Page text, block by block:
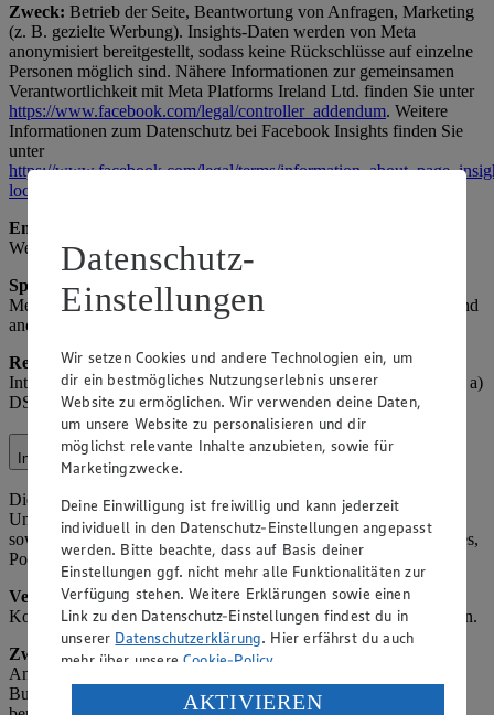
Zweck: Betrieb der Seite, Beantwortung von Anfragen, Marketing
(z. B. gezielte Werbung). Insights-Daten werden von Meta
anonymisiert bereitgestellt, sodass keine Rückschlüsse auf einzelne
Personen möglich sind. Nähere Informationen zur gemeinsamen
Verantwortlichkeit mit Meta Platforms Ireland Ltd. finden Sie unter
https://www.facebook.com/legal/controller_addendum. Weitere
Informationen zum Datenschutz bei Facebook Insights finden Sie
unter
https://www.facebook.com/legal/terms/
locale=de_DE
Empfänger:
Werbeagenturen.
Speicherdauer:
Solange das Profil aktiv ist oder bis Widerruf,
Meta-speicher nach deren Richtlinien. Hinweis: Insights-Daten sind
anonymisiert.
Rechtsgrundlage:Art. 6 Abs. 1 lit. f) DSGVO (berechtigtes
Interesse an Social-Media-Präsenz); für Werbung Art. 6 Abs. 1 lit. a)
DSGVO (Einwilligung über Facebook-Einstellungen).
Instagram
Die Verarbeitung im Kontext von Instagram (z. B.
Unternehmensprofil, Werbung) umfasst Interaktionen mit Nutzern
sowie die Veröffentlichung und Analyse von Inhalten (z. B. Stories,
Posts).
Verarbeitete Daten:Nutzer-ID, Interaktionsdaten (z. B. Likes,
Kommentare), Profilinformationen (soweit öffentlich), Inhaltsdaten.
Zweck:Betrieb der Instagram-Präsenz, Beantwortung von
Anfragen, Marketing (z. B. gezielte Werbung) und Community-
Building. Insights-Daten werden von Meta anonymisiert
Datenschutz-
Einstellungen
Wir setzen Cookies und andere Technologien ein, um
dir ein bestmögliches Nutzungserlebnis unserer
Website zu ermöglichen. Wir verwenden deine Daten,
um unsere Website zu personalisieren und dir
möglichst relevante Inhalte anzubieten, sowie für
Marketingzwecke.
Deine Einwilligung ist freiwillig und kann jederzeit
individuell in den Datenschutz-Einstellungen angepasst
werden. Bitte beachte, dass auf Basis deiner
Einstellungen ggf. nicht mehr alle Funktionalitäten zur
Verfügung stehen. Weitere Erklärungen sowie einen
Link zu den Datenschutz-Einstellungen findest du in
unserer Datenschutzerklärung. Hier erfährst du auch
mehr über unsereCookie-Policy.
Verarbeitung deiner personenbezogenen Daten in den
AKTIVIEREN